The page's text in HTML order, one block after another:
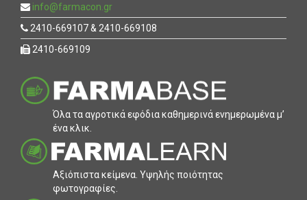
info@farmacon.gr
2410-669107 & 2410-669108
2410-669109
Όλα τα αγροτικά εφόδια καθηµερινά ενηµερωµένα µ’
ένα κλικ.
Αξιόπιστα κείµενα. Υψηλής ποιότητας
φωτογραφίες.